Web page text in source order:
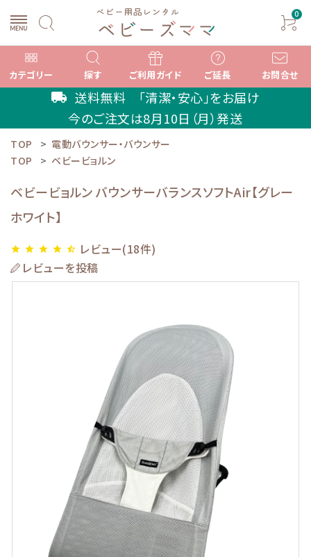
0
カテゴリー 探す ご利用ガイド ご延長 お問合せ
local_shipping 送料無料 「清潔・安心」をお届け
今のご注文は8月10日（月）発送
ようこそ ゲスト 様
meeting_room ログイン person 新規会員登録
特定商取引法表示
プライバシーポリシー
TOP
電動バウンサー・バウンサー
TOP
ベビービョルン
ベビービョルン バウンサーバランスソフトAir【グレー
ホワイト】
star star star star star_half レビュー(18件)
レビューを投稿